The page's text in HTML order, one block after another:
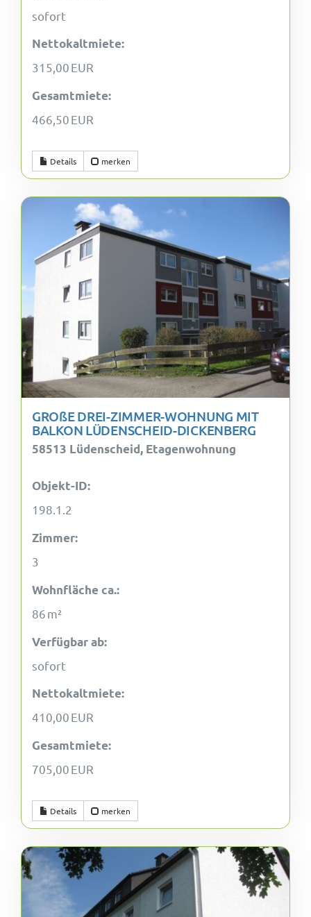
sofort
Nettokaltmiete:
315,00 EUR
Gesamtmiete:
466,50 EUR
Details merken
GROßE DREI-ZIMMER-WOHNUNG MIT
BALKON LÜDENSCHEID-DICKENBERG
58513 Lüdenscheid, Etagenwohnung
Objekt-ID:
198.1.2
Zimmer:
3
Wohnfläche ca.:
86 m²
Verfügbar ab:
sofort
Nettokaltmiete:
410,00 EUR
Gesamtmiete:
705,00 EUR
Details merken